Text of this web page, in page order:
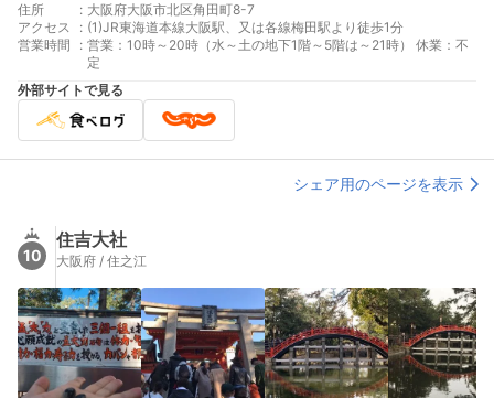
住所 : 大阪府大阪市北区角田町8-7
アクセス
: (1)JR東海道本線大阪駅、又は各線梅田駅より徒歩1分
営業時間
: 営業：10時～20時（水～土の地下1階～5階は～21時） 休業：不
定
外部サイトで見る
シェア用のページを表示
10
住吉大社
大阪府 / 住之江